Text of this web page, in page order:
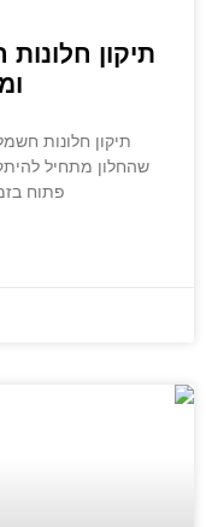
תיקון
תיקון חלונות
שהחלון מתחיל
פתוח